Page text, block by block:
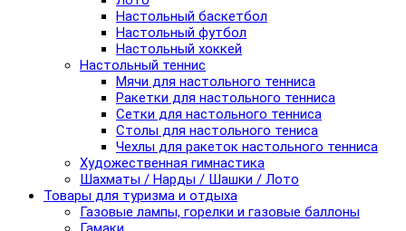
Настольный баскетбол
Настольный футбол
Настольный хоккей
Настольный теннис
Мячи для настольного тенниса
Ракетки для настольного тенниса
Сетки для настольного тенниса
Столы для настольного тениса
Чехлы для ракеток настольного тенниса
Художественная гимнастика
Шахматы / Нарды / Шашки / Лото
Товары для туризма и отдыха
Газовые лампы, горелки и газовые баллоны